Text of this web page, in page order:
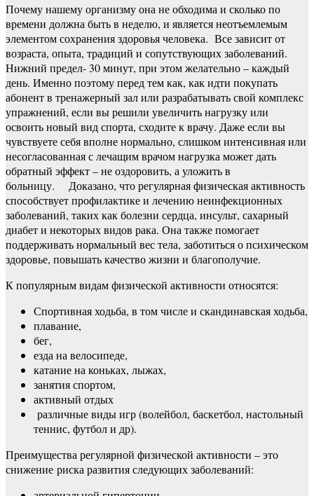
Почему нашему организму она не обходима и сколько по
времени должна быть в неделю, и является неотъемлемым
элементом сохранения здоровья человека. Все зависит от
возраста, опыта, традиций и сопутствующих заболеваний.
Нижний предел- 30 минут, при этом желательно – каждый
день. Именно поэтому перед тем как, как идти покупать
абонент в тренажерный зал или разрабатывать свой комплекс
упражнений, если вы решили увеличить нагрузку или
освоить новый вид спорта, сходите к врачу. Даже если вы
чувствуете себя вполне нормально, слишком интенсивная или
несогласованная с лечащим врачом нагрузка может дать
обратный эффект – не оздоровить, а уложить в
больницу. Доказано, что регулярная физическая активность
способствует профилактике и лечению неинфекционных
заболеваний, таких как болезни сердца, инсульт, сахарный
диабет и некоторых видов рака. Она также помогает
поддерживать нормальный вес тела, заботиться о психическом
здоровье, повышать качество жизни и благополучие.
К популярным видам физической активности относятся:
Спортивная ходьба, в том числе и скандинавская ходьба,
плавание,
бег,
езда на велосипеде,
катание на коньках, лыжах,
занятия спортом,
активный отдых
различные виды игр (волейбол, баскетбол, настольный
теннис, футбол и др).
Преимущества регулярной физической активности – это
снижение риска развития следующих заболеваний: